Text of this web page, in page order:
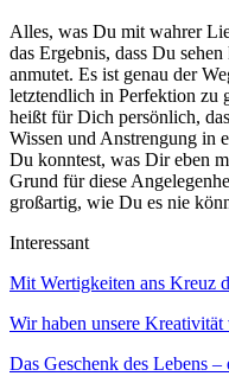
Alles, was Du mit wahrer
das Ergebnis, dass Du
anmutet. Es ist genau der
letztendlich in Perfektion zu
heißt für Dich persönlich,
Wissen und Anstrengung in
Du konntest, was Dir eben
Grund für diese
großartig, wie Du es nie
Interessant
Mit Wertigkeiten ans Kreuz
Wir haben unsere Kreativität
Das Geschenk des Lebens –